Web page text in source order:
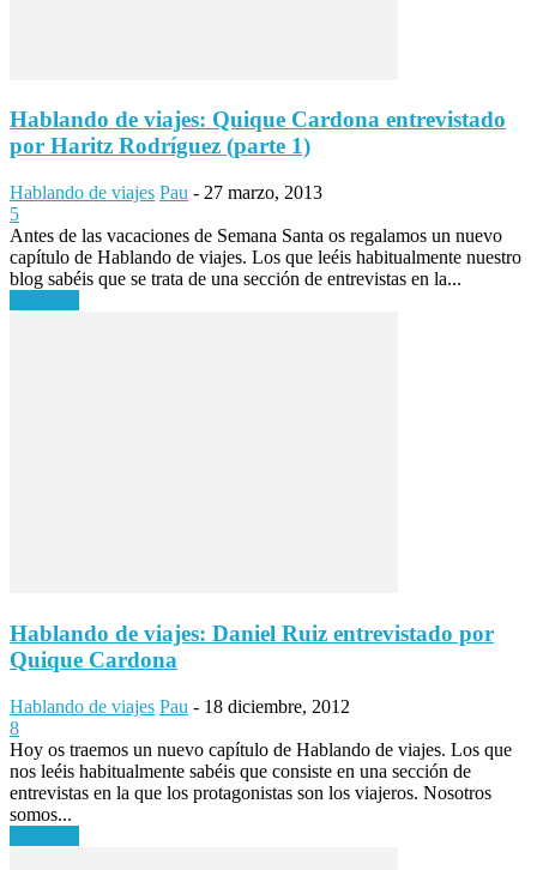
Hablando de viajes: Quique Cardona entrevistado
por Haritz Rodríguez (parte 1)
Hablando de viajes Pau - 27 marzo, 2013
5
Antes de las vacaciones de Semana Santa os regalamos un nuevo
capítulo de Hablando de viajes. Los que leéis habitualmente nuestro
blog sabéis que se trata de una sección de entrevistas en la...
Hablando de viajes: Daniel Ruiz entrevistado por
Quique Cardona
Hablando de viajes Pau - 18 diciembre, 2012
8
Hoy os traemos un nuevo capítulo de Hablando de viajes. Los que
nos leéis habitualmente sabéis que consiste en una sección de
entrevistas en la que los protagonistas son los viajeros. Nosotros
somos...